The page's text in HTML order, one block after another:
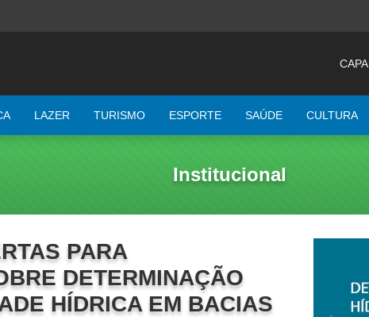
CAPA
LAZER TURISMO ESPORTE SAÚDE CULTURA
Institucional
PARA
DETERMINAÇÃO
HÍDRICA EM BACIAS